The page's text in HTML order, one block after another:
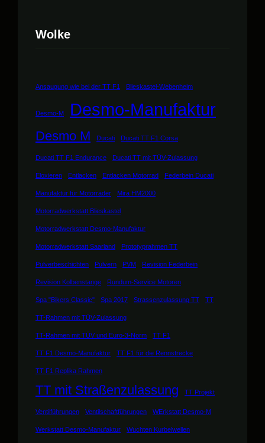
e
Wolke
Ansaugung wie bei der TT F1 Blieskastel-Webenheim
Desmo-M Desmo-Manufaktur
Desmo M Ducati Ducati TT F1 Corsa
Ducati TT F1 Endurance Ducati TT mit TÜV-Zulassung
Eloxieren Entlacken Entlacken Motorrad Federbein Ducati
Manufaktur für Motorräder Mira HM2000
Motorradwerkstatt Blieskastel
Motorradwerkstatt Desmo-Manufaktur
Motorradwerkstatt Saarland Prototyprahmen TT
Pulverbeschichten Pulvern PVM Revision Federbein
Revision Kolbenstange Rundum-Service Motoren
Spa "Bikers Classic" Spa 2017 Strassenzulassung TT TT
TT-Rahmen mit TÜV-Zulassung
TT-Rahmen mit TÜV und Euro-3-Norm TT F1
TT F1 Desmo-Manufaktur TT F1 für die Rennstrecke
TT F1 Replika Rahmen
TT mit Straßenzulassung TT Projekt
Ventilführungen Ventilschaftführungen WErkstatt Desmo-M
Werkstatt Desmo-Manufaktur Wuchten Kurbelwellen